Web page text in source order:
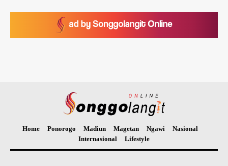
Home Ponorogo Madiun Magetan Ngawi
Nasional
Internasional
Lifestyle